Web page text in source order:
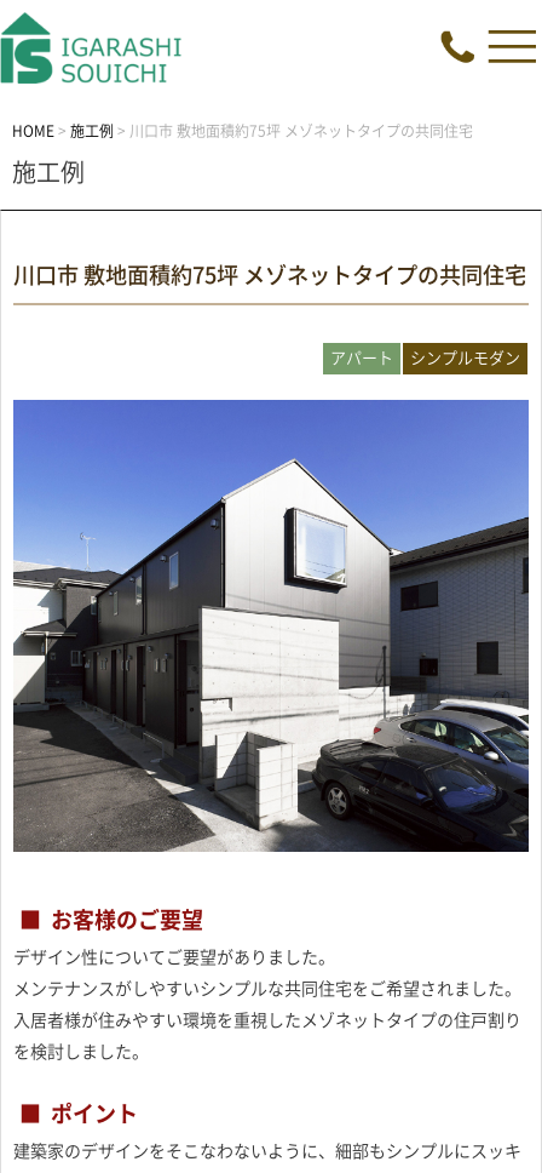
HOME > 施工例 > 川口市 敷地面積約75坪 メゾネットタイプの共同住宅
施工例
川口市 敷地面積約75坪 メゾネットタイプの共同住宅
アパート シンプルモダン
お客様のご要望
デザイン性についてご要望がありました。
メンテナンスがしやすいシンプルな共同住宅をご希望されました。
入居者様が住みやすい環境を重視したメゾネットタイプの住戸割り
を検討しました。
ポイント
建築家のデザインをそこなわないように、細部もシンプルにスッキ